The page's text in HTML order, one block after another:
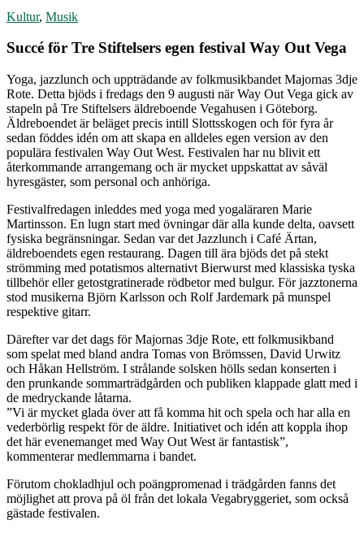
Kultur, Musik
Succé för Tre Stiftelsers egen festival Way Out Vega
Yoga, jazzlunch och uppträdande av folkmusikbandet Majornas 3dje
Rote. Detta bjöds i fredags den 9 augusti när Way Out Vega gick av
stapeln på Tre Stiftelsers äldreboende Vegahusen i Göteborg.
Äldreboendet är beläget precis intill Slottsskogen och för fyra år
sedan föddes idén om att skapa en alldeles egen version av den
populära festivalen Way Out West. Festivalen har nu blivit ett
återkommande arrangemang och är mycket uppskattat av såväl
hyresgäster, som personal och anhöriga.
Festivalfredagen inleddes med yoga med yogaläraren Marie
Martinsson. En lugn start med övningar där alla kunde delta, oavsett
fysiska begränsningar. Sedan var det Jazzlunch i Café Ärtan,
äldreboendets egen restaurang. Dagen till ära bjöds det på stekt
strömming med potatismos alternativt Bierwurst med klassiska tyska
tillbehör eller getostgratinerade rödbetor med bulgur. För jazztonerna
stod musikerna Björn Karlsson och Rolf Jardemark på munspel
respektive gitarr.
Därefter var det dags för Majornas 3dje Rote, ett folkmusikband
som spelat med bland andra Tomas von Brömssen, David Urwitz
och Håkan Hellström. I strålande solsken hölls sedan konserten i
den prunkande sommarträdgården och publiken klappade glatt med i
de medryckande låtarna.
”Vi är mycket glada över att få komma hit och spela och har alla en
vederbörlig respekt för de äldre. Initiativet och idén att koppla ihop
det här evenemanget med Way Out West är fantastisk”,
kommenterar medlemmarna i bandet.
Förutom chokladhjul och poängpromenad i trädgården fanns det
möjlighet att prova på öl från det lokala Vegabryggeriet, som också
gästade festivalen.